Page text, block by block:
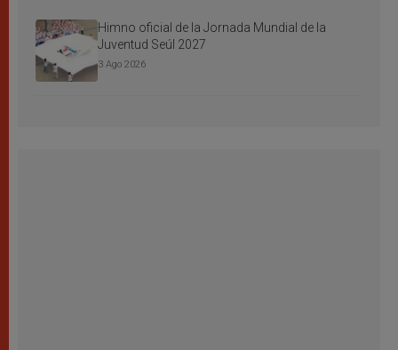
Himno oficial de la Jornada Mundial de la
Juventud Seúl 2027
3 Ago 2026